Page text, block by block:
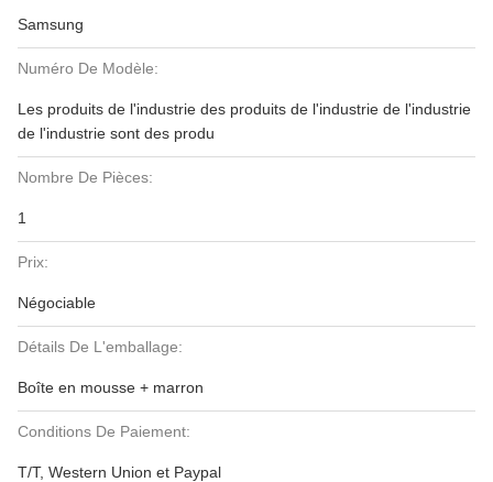
Samsung
Numéro De Modèle:
Les produits de l'industrie des produits de l'industrie de l'industrie
de l'industrie sont des produ
Nombre De Pièces:
1
Prix:
Négociable
Détails De L'emballage:
Boîte en mousse + marron
Conditions De Paiement:
T/T, Western Union et Paypal